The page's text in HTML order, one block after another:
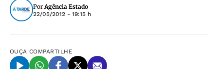
PorAgência Estado
22/05/2012 - 19:15 h
OUÇA COMPARTILHE